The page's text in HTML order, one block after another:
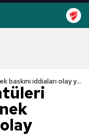
Ali Koç'un görüntüleri ortaya çıktı! Dernek baskını iddiaları olay yaratmıştı